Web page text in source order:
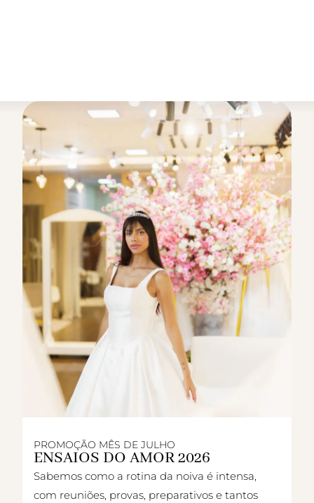
PROMOÇÃO MÊS DE JULHO
ENSAIOS DO AMOR 2026
Sabemos como a rotina da noiva é intensa,
com reuniões, provas, preparativos e tantos